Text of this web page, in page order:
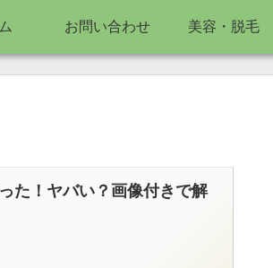
お問い合わせ 美容・脱毛
た！ヤバい？画像付きで解